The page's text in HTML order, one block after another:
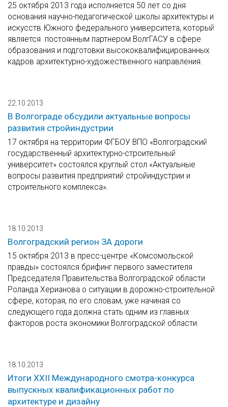
25 октября 2013 года исполняется 50 лет со дня
основания научно-педагогической школы архитектуры и
искусств Южного федерального университета, который
является постоянным партнером ВолгГАСУ в сфере
образования и подготовки высококвалифицированных
кадров архитектурно-художественного направления.
22.10.2013
В Волгограде обсудили актуальные вопросы
развития стройиндустрии
17 октября на территории ФГБОУ ВПО «Волгоградский
государственный архитектурно-строительный
университет» состоялся круглый стол «Актуальные
вопросы развития предприятий стройиндустрии и
строительного комплекса».
18.10.2013
Волгоградский регион ЗА дороги
15 октября 2013 в пресс-центре «Комсомольской
правды» состоялся брифинг первого заместителя
Председателя Правительства Волгоградской области
Роланда Херианова о ситуации в дорожно-строительной
сфере, которая, по его словам, уже начиная со
следующего года должна стать одним из главных
факторов роста экономики Волгоградской области.
18.10.2013
Итоги XXII Международного смотра-конкурса
выпускных квалификационных работ по
архитектуре и дизайну